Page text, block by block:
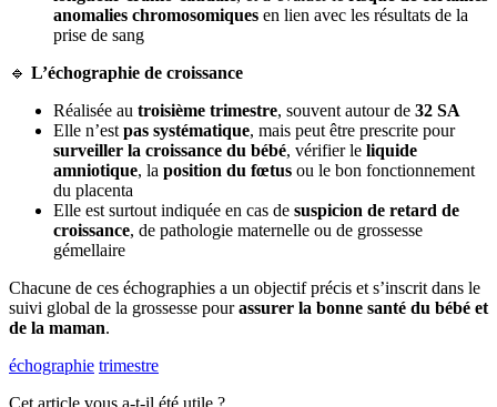
anomalies chromosomiques en lien avec les résultats de la
prise de sang
 L’échographie de croissance
Réalisée au troisième trimestre, souvent autour de 32 SA
Elle n’est pas systématique, mais peut être prescrite pour
surveiller la croissance du bébé, vérifier le liquide
amniotique, la position du fœtus ou le bon fonctionnement
du placenta
Elle est surtout indiquée en cas de suspicion de retard de
croissance, de pathologie maternelle ou de grossesse
gémellaire
Chacune de ces échographies a un objectif précis et s’inscrit dans le
suivi global de la grossesse pour assurer la bonne santé du bébé et
de la maman.
échographie trimestre